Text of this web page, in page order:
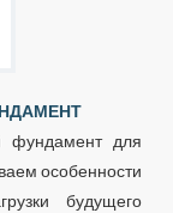
фундамент для
особенности
будущего